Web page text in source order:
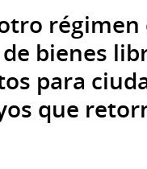
régimen
bienes
para
que